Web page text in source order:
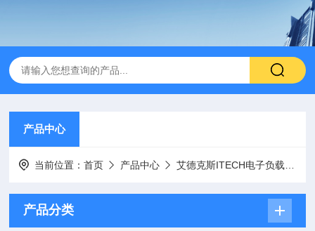
产品中心
当前位置：首页 产品中心 艾德克斯ITECH电子负载
产品分类